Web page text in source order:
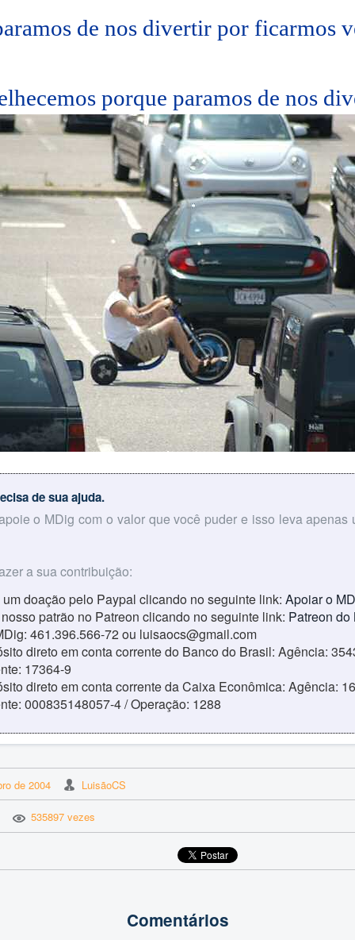
de nos divertir por ficarmos
porque paramos de nos
de sua ajuda.
o MDig com o valor que você puder e isso leva apenas
a sua contribuição:
um doação pelo Paypal clicando no seguinte link: Apoiar o
patrão no Patreon clicando no seguinte link: Patreon do
461.396.566-72 ou luisaocs@gmail.com
direto em conta corrente do Banco do Brasil: Agência:
17364-9
direto em conta corrente da Caixa Econômica: Agência:
000835148057-4 / Operação: 1288
de 2004 LuisãoCS
535897 vezes
Comentários